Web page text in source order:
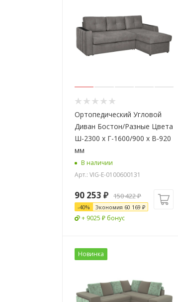
Ортопедический Угловой
Диван Бостон/Разные Цвета
Ш-2300 х Г-1600/900 х В-920
мм
В наличии
Арт.: VIG-E-0100600131
90 253 ₽ 150 422₽
-40% Экономия 60 169 ₽
+ 9025 ₽ бонус
Новинка